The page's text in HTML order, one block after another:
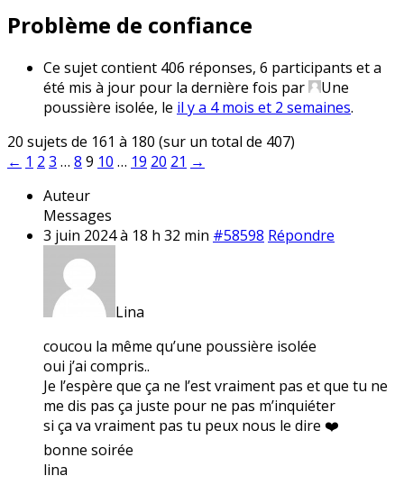
Problème de confiance
Ce sujet contient 406 réponses, 6 participants et a
été mis à jour pour la dernière fois par
Une
poussière isolée, le il y a 4 mois et 2 semaines.
20 sujets de 161 à 180 (sur un total de 407)
← 1 2 3 … 8 9 10 … 19 20 21 →
Auteur
Messages
3 juin 2024 à 18 h 32 min #58598 Répondre
Lina
coucou la même qu’une poussière isolée
oui j’ai compris..
Je l’espère que ça ne l’est vraiment pas et que tu ne
me dis pas ça juste pour ne pas m’inquiéter
si ça va vraiment pas tu peux nous le dire ❤️
bonne soirée
lina